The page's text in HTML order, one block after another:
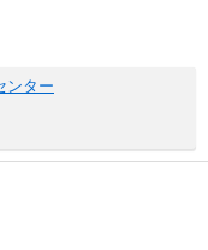
ンター